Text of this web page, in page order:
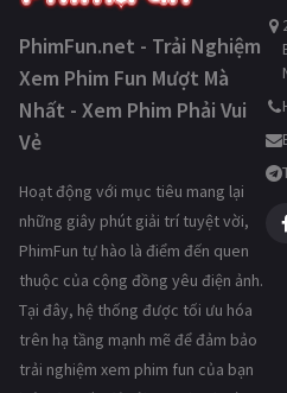
PhimFun.net - Trải Nghiệm
Xem Phim Fun Mượt Mà
Nhất - Xem Phim Phải Vui
Vẻ
Hoạt động với mục tiêu mang lại
những giây phút giải trí tuyệt vời,
PhimFun tự hào là điểm đến quen
thuộc của cộng đồng yêu điện ảnh.
Tại đây, hệ thống được tối ưu hóa
trên hạ tầng mạnh mẽ để đảm bảo
trải nghiệm xem phim fun của bạn